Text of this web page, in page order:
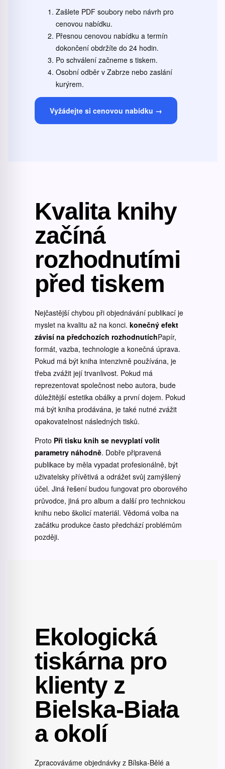
Zašlete PDF soubory nebo návrh pro
cenovou nabídku.
Přesnou cenovou nabídku a termín
dokončení obdržíte do 24 hodin.
Po schválení začneme s tiskem.
Osobní odběr v Zabrze nebo zaslání
kurýrem.
Vyžádejte si cenovou nabídku →
Kvalita knihy
začíná
rozhodnutími
před tiskem
Nejčastější chybou při objednávání publikací je
myslet na kvalitu až na konci. konečný efekt
závisí na předchozích rozhodnutíchPapír,
formát, vazba, technologie a konečná úprava.
Pokud má být kniha intenzivně používána, je
třeba zvážit její trvanlivost. Pokud má
reprezentovat společnost nebo autora, bude
důležitější estetika obálky a první dojem. Pokud
má být kniha prodávána, je také nutné zvážit
opakovatelnost následných tisků.
Proto Při tisku knih se nevyplatí volit
parametry náhodně. Dobře připravená
publikace by měla vypadat profesionálně, být
uživatelsky přívětivá a odrážet svůj zamýšlený
účel. Jiná řešení budou fungovat pro oborového
průvodce, jiná pro album a další pro technickou
knihu nebo školicí materiál. Vědomá volba na
začátku produkce často předchází problémům
později.
Ekologická
tiskárna pro
klienty z
Bielska-Biała
a okolí
Zpracováváme objednávky z Bílska-Bělé a